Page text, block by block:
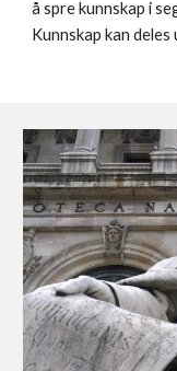
å spre kunnskap i
Kunnskap kan